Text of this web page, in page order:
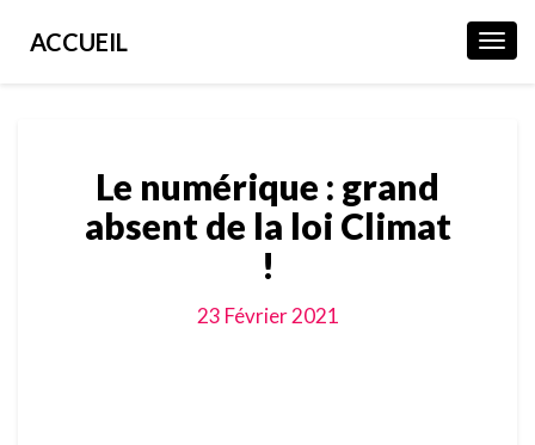
ACCUEIL
Le numérique : grand
absent de la loi Climat
!
23 Février 2021